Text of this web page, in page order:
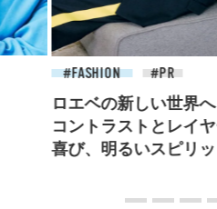
FASHION
ロエベの新しい世界
コントラストとレイ
喜び、明るいスピリッ